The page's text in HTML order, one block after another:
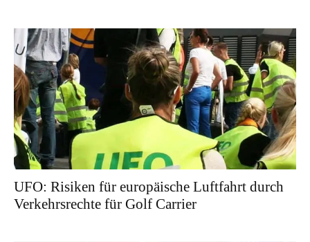
UFO: Risiken für europäische Luftfahrt durch
Verkehrsrechte für Golf Carrier